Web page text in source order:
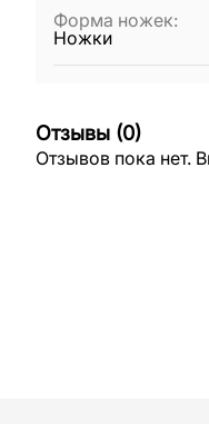
Форма ножек:
Ножки
Отзывы (0)
Отзывов пока нет.